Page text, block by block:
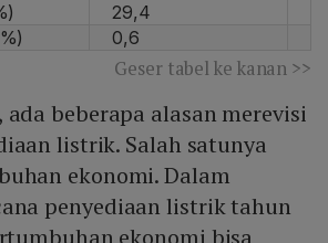
29,4
0,6
Geser tabel ke kanan >>
beberapa alasan merevisi
listrik. Salah satunya
ekonomi. Dalam
penyediaan listrik tahun